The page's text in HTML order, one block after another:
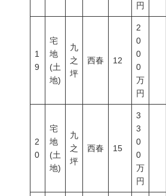
円
1
9
宅
地
(土
地)
九
之
坪
西春 12
2
0
0
0
万
円
2
0
宅
地
(土
地)
九
之
坪
西春 15
3
3
0
0
万
円